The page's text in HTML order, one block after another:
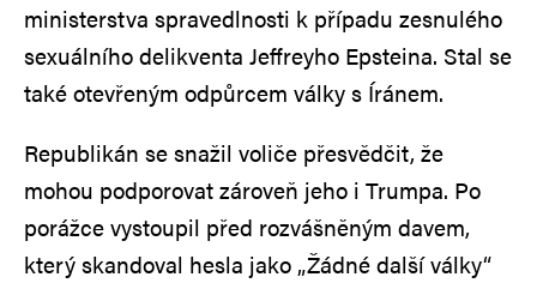
ministerstva spravedlnosti k případu zesnulého
sexuálního delikventa Jeffreyho Epsteina. Stal se
také otevřeným odpůrcem války s Íránem.
Republikán se snažil voliče přesvědčit, že
mohou podporovat zároveň jeho i Trumpa. Po
porážce vystoupil před rozvášněným davem,
který skandoval hesla jako „Žádné další války“